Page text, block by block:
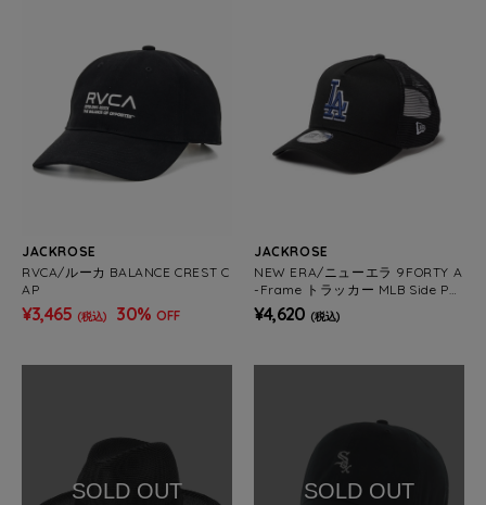
JACKROSE
RVCA/ルーカ BALANCE CREST C
AP
¥3,465 (税込) 30% OFF
JACKROSE
NEW ERA/ニューエラ 9FORTY A
-Frame トラッカー MLB Side Pat
ch
¥4,620 (税込)
SOLD OUT SOLD OUT